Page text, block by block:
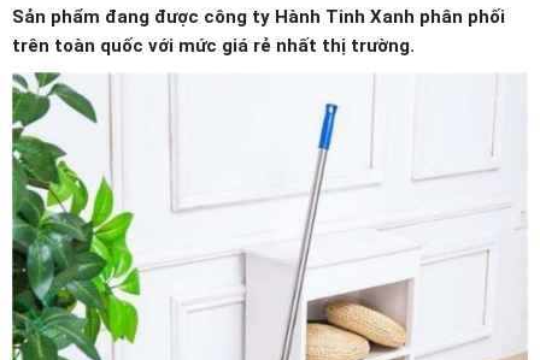
Sản phẩm đang được công ty Hành Tinh Xanh phân phối
trên toàn quốc với mức giá rẻ nhất thị trường.